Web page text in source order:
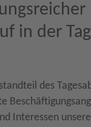
in der
des
Interessen